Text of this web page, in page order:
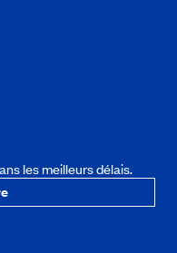
les meilleurs délais.